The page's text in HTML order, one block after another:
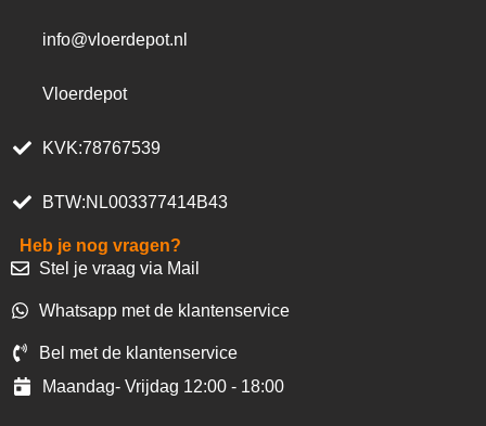
info@vloerdepot.nl
Vloerdepot
KVK:78767539
BTW:NL003377414B43
Heb je nog vragen?
Stel je vraag via Mail
Whatsapp met de klantenservice
Bel met de klantenservice
Maandag- Vrijdag 12:00 - 18:00